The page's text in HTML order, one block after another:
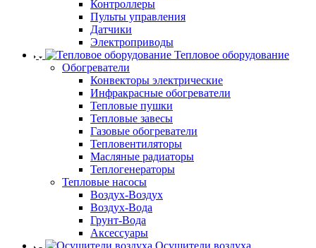
Контроллеры
Пульты управления
Датчики
Электроприводы
Тепловое оборудование
Обогреватели
Конвекторы электрические
Инфракрасные обогреватели
Тепловые пушки
Тепловые завесы
Газовые обогреватели
Тепловентиляторы
Масляные радиаторы
Теплогенераторы
Тепловые насосы
Воздух-Воздух
Воздух-Вода
Грунт-Вода
Аксессуары
Осушители воздуха